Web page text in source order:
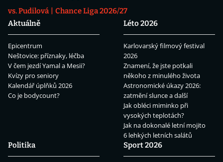
vs. Pudilová
Chance Liga 2026/27
Aktuálně
Epicentrum
Neštovice: příznaky, léčba
V čem jezdí Yamal a Mesii?
Kvízy pro seniory
Kalendář úplňků 2026
Co je bodycount?
Léto 2026
Karlovarský filmový festival
2026
Znamení, že jste potkali
někoho z minulého života
Astronomické úkazy 2026:
zatmění slunce a další
Jak obléci miminko při
vysokých teplotách?
Jak na dokonalé letní mojito
6 lehkých letních salátů
Politika
Sport 2026